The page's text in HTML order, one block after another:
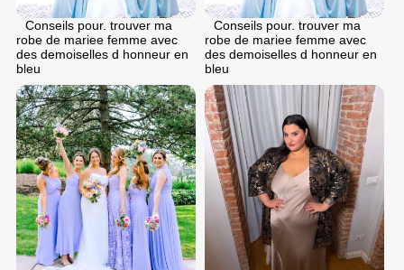
Conseils pour. trouver ma
robe de mariee femme avec
des demoiselles d honneur en
bleu
Conseils pour. trouver ma
robe de mariee femme avec
des demoiselles d honneur en
bleu